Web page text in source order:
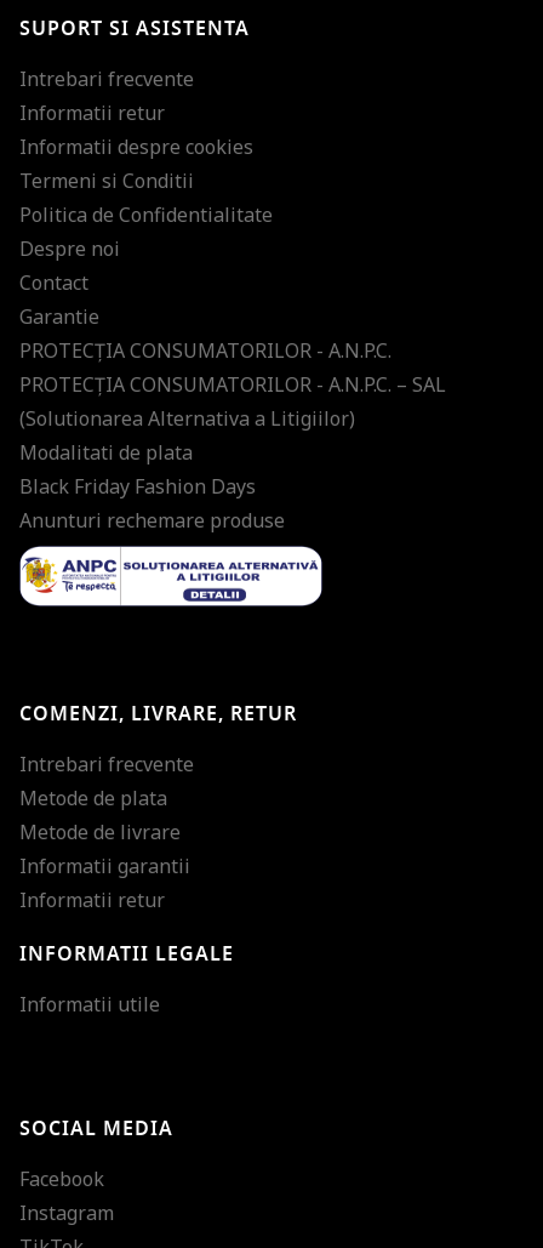
SUPORT SI ASISTENTA
Intrebari frecvente
Informatii retur
Informatii despre cookies
Termeni si Conditii
Politica de Confidentialitate
Despre noi
Contact
Garantie
PROTECŢIA CONSUMATORILOR - A.N.P.C.
PROTECŢIA CONSUMATORILOR - A.N.P.C. – SAL
(Solutionarea Alternativa a Litigiilor)
Modalitati de plata
Black Friday Fashion Days
Anunturi rechemare produse
COMENZI, LIVRARE, RETUR
Intrebari frecvente
Metode de plata
Metode de livrare
Informatii garantii
Informatii retur
INFORMATII LEGALE
Informatii utile
SOCIAL MEDIA
Facebook
Instagram